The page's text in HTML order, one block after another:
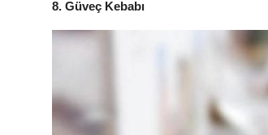
8. Güveç Kebabı